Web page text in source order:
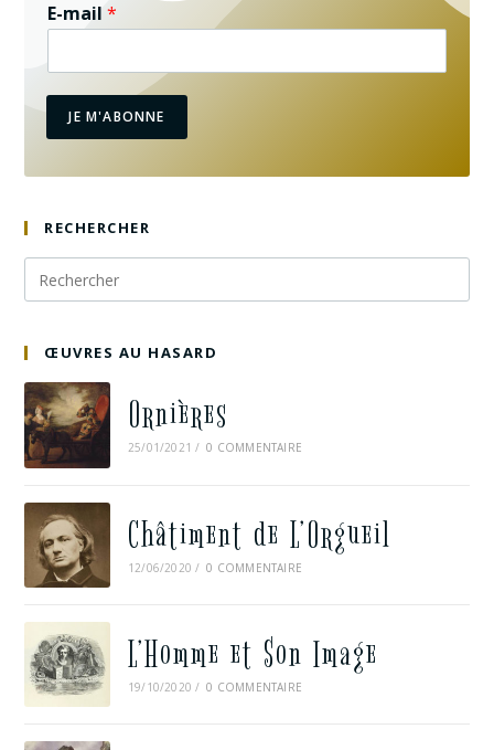
E-mail*
JE M'ABONNE
RECHERCHER
ŒUVRES AU HASARD
Ornières
25/01/2021 / 0 COMMENTAIRE
Châtiment de L’Orgueil
12/06/2020 / 0 COMMENTAIRE
L’Homme et Son Image
19/10/2020 / 0 COMMENTAIRE